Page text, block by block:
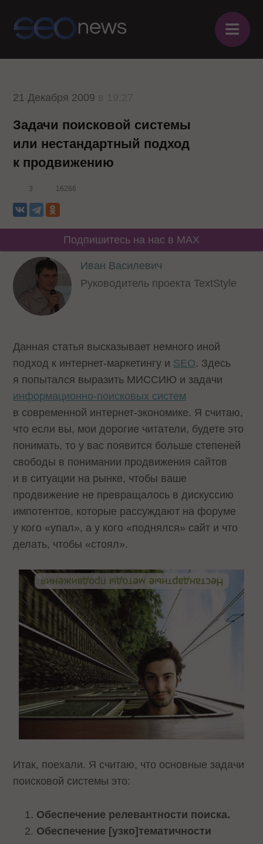
≡
21 Декабря 2009
Задачи поисковой системы
или нестандартный подход
к продвижению
3 16266
Подпишитесь на нас в MAX
Иван Василевич
Руководитель проекта TextStyle
Данная статья высказывает немного иной
подход к интернет-маркетингу и SEO. Здесь
я попытался выразить МИССИЮ и задачи
информационно-поисковых систем
в современной интернет-экономике. Я считаю,
что если вы, мои дорогие читатели, будете это
понимать, то у вас появится больше степеней
свободы в понимании продвижения сайтов
и в ситуации на рынке, чтобы ваше
продвижение не превращалось в дискуссию
импотентов, которые рассуждают на форуме
у кого «упал», а у кого «поднялся» сайт и что
делать, чтобы «стоял».
Итак, поехали. Я считаю, что основные задачи
поисковой системы это:
Обеспечение релевантности поиска.
Обеспечение [узко]тематичности